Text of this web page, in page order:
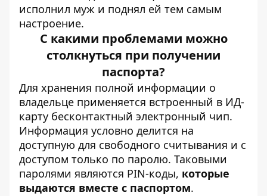
исполнил муж и поднял ей тем самым
настроение.
С какими проблемами можно
столкнуться при получении
паспорта?
Для хранения полной информации о
владельце применяется встроенный в ИД-
карту бесконтактный электронный чип.
Информация условно делится на
доступную для свободного считывания и с
доступом только по паролю. Таковыми
паролями являются PIN-коды, которые
выдаются вместе с паспортом.